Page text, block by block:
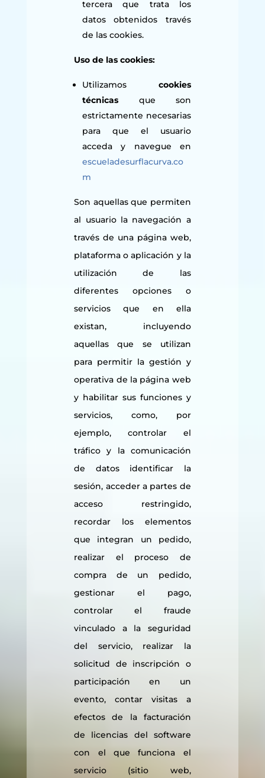
tercera que trata los
datos obtenidos través
de las cookies.
Uso de las cookies:
Utilizamos cookies
técnicas que son
estrictamente necesarias
para que el usuario
acceda y navegue en
escueladesurflacurva.co
m
Son aquellas que permiten
al usuario la navegación a
través de una página web,
plataforma o aplicación y la
utilización de las
diferentes opciones o
servicios que en ella
existan, incluyendo
aquellas que se utilizan
para permitir la gestión y
operativa de la página web
y habilitar sus funciones y
servicios, como, por
ejemplo, controlar el
tráfico y la comunicación
de datos identificar la
sesión, acceder a partes de
acceso restringido,
recordar los elementos
que integran un pedido,
realizar el proceso de
compra de un pedido,
gestionar el pago,
controlar el fraude
vinculado a la seguridad
del servicio, realizar la
solicitud de inscripción o
participación en un
evento, contar visitas a
efectos de la facturación
de licencias del software
con el que funciona el
servicio (sitio web,